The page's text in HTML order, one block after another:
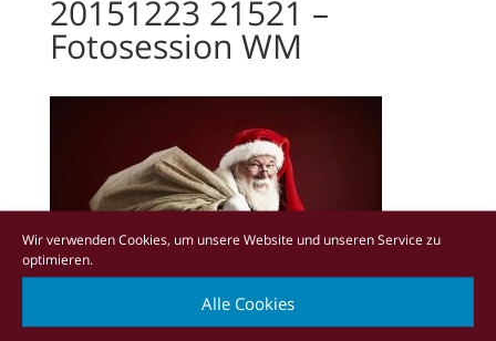
Wir verwenden Cookies, um unsere Website und unseren Service zu
optimieren.
Alle Cookies
20151223 21521 –
Fotosession WM